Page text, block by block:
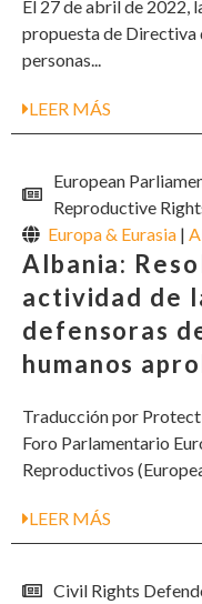
El 27 de abril de 2022,
propuesta de Directiva
personas...
LEER MÁS
European
Reproductive
Europa & Eurasia |
Albania:
actividad de
defensoras
humanos
Traducción por
Foro Parlamentario
Reproductivos
LEER MÁS
Civil Rights